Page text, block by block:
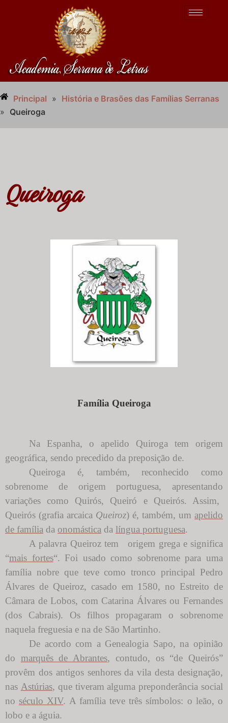
Principal » História e Brasões das Famílias Serranas
» Queiroga
Queiroga
Família Queiroga
Na Espanha, o apelido Quiroga tem origem
geográfica, sendo precedido da preposição de.
Queiroga é, também, reconhecido como
sobrenome de origem portuguesa, apresentando
variações como Quirós, Queiró e Queirós. Assim,
Queirós (grafia arcaica Queiroz) é, também, um apelido
de família da onomástica da língua portuguesa.
A palavra Queiroz tem origem grega e significa
“mais fortes“. Foi usado como sobrenome para uma
família nobre que teve como tronco principal Pedro
Álvares de Queiroz, casado em 1580, no Estreito de
Câmara de Lobos, com Catarina Álvares ou Fernandes
(dos Cabrais). Os filhos propagaram o sobrenome
naquela freguesia e na de São Martinho.
De acordo com a Genealogia Sapo, na opinião
do marquês de Abrantes, contudo, os “de Queirós”
provêm dos antigos senhores da vila desta designação,
nas Astúrias, que tiveram alguma preponderância social
no século XIV. A família teve três símbolos: o leão, o
lobo e a águia.